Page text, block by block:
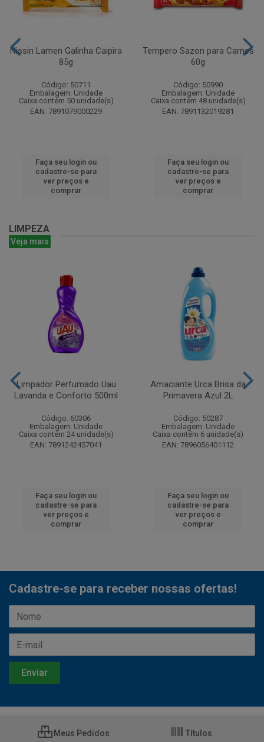
Nissin Lamen Galinha Caipira
85g
Código: 50711
Embalagem: Unidade
Caixa contém 50 unidade(s)
EAN: 7891079000229
Faça seu login ou
cadastre-se para
ver preços e
comprar
Tempero Sazon para Carnes
60g
Código: 50990
Embalagem: Unidade
Caixa contém 48 unidade(s)
EAN: 7891132019281
Faça seu login ou
cadastre-se para
ver preços e
comprar
LIMPEZA
Veja mais
Limpador Perfumado Uau
Lavanda e Conforto 500ml
Código: 60306
Embalagem: Unidade
Caixa contém 24 unidade(s)
EAN: 7891242457041
Faça seu login ou
cadastre-se para
ver preços e
comprar
Amaciante Urca Brisa da
Primavera Azul 2L
Código: 50287
Embalagem: Unidade
Caixa contém 6 unidade(s)
EAN: 7896056401112
Faça seu login ou
cadastre-se para
ver preços e
comprar
Cadastre-se para receber nossas ofertas!
Meus Pedidos Títulos